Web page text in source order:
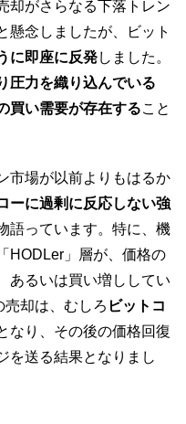
却がさらなる下落トレン
懸念しましたが、ビット
に即座に反発しました。
圧力を織り込んでいる
買い需要が存在すること
市場が以前よりもはるか
ーに過剰に反応しない強
語っています。特に、機
HODLer」層が、価格の
あるいは買い増ししてい
売却は、むしろ ビットコ
なり、その後の価格回復
を送る結果となりまし